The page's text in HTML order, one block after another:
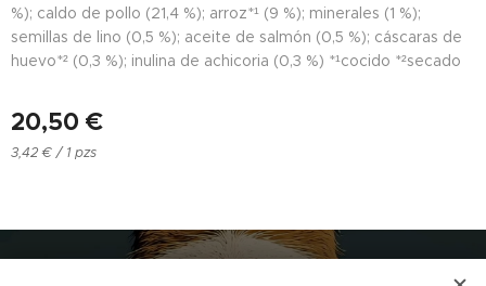
%); caldo de pollo (21,4 %); arroz*¹ (9 %); minerales (1 %);
semillas de lino (0,5 %); aceite de salmón (0,5 %); cáscaras de
huevo*² (0,3 %); inulina de achicoria (0,3 %) *¹cocido *²secado
20,50 €
3,42 € / 1 pzs